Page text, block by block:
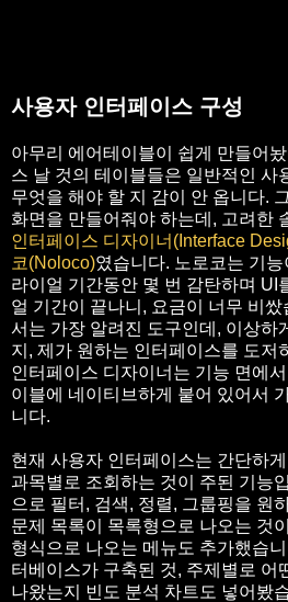
사용자 인터페이스 구성
아무리 에어테이블이 쉽게 만들어
스 날 것의 테이블들은 일반적인 사
무엇을 해야 할 지 감이 안 옵니다.
화면을 만들어줘야 하는데, 고려한
인터페이스 디자이너(Interface
코(Noloco)였습니다. 노로코는 기
라이얼 기간동안 몇 번 감탄하며 UI
얼 기간이 끝나니, 요금이 너무 비쌌
서는 가장 알려진 도구인데, 이상하
지, 제가 원하는 인터페이스를 도저
인터페이스 디자이너는 기능 면에
이블에 네이티브하게 붙어 있어서
니다.
현재 사용자 인터페이스는 간단하
과목별로 조회하는 것이 주된 기능
으로 필터, 검색, 정렬, 그룹핑을 원
문제 목록이 목록형으로 나오는 것
형식으로 나오는 메뉴도 추가했습
터베이스가 구축된 것, 주제별로 어
나왔는지 빈도 분석 차트도 넣어봤